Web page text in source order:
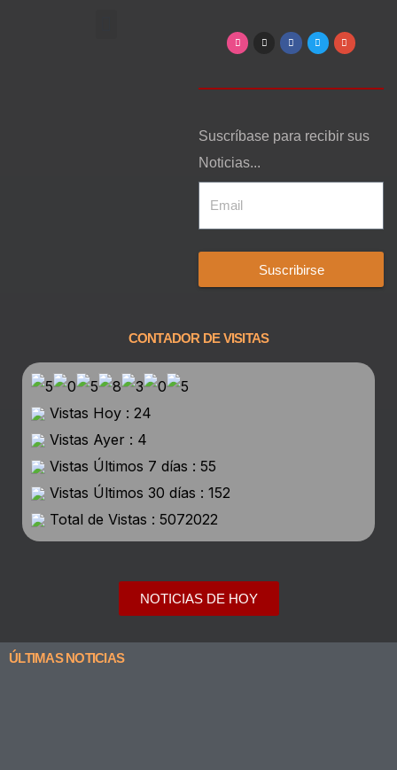
Suscríbase para recibir sus
Noticias...
Suscribirse
CONTADOR DE VISITAS
Vistas Hoy : 24
Vistas Ayer : 4
Vistas Últimos 7 días : 55
Vistas Últimos 30 días : 152
Total de Vistas : 5072022
NOTICIAS DE HOY
ÚLTIMAS NOTICIAS